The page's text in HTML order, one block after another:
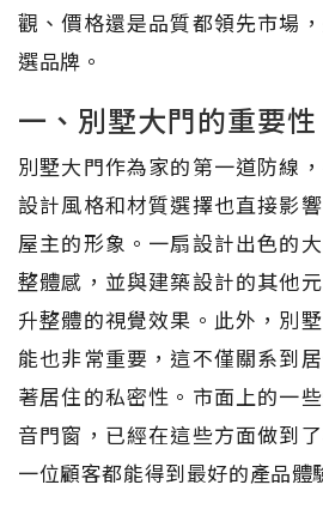
觀、價格還是品質都領先市場
選品牌。
一、別墅大門的重要性
別墅大門作為家的第一道防線
設計風格和材質選擇也直接影
屋主的形象。一扇設計出色的
整體感，並與建築設計的其他
升整體的視覺效果。此外，別
能也非常重要，這不僅關系到
著居住的私密性。市面上的一
音門窗，已經在這些方面做到
一位顧客都能得到最好的產品體